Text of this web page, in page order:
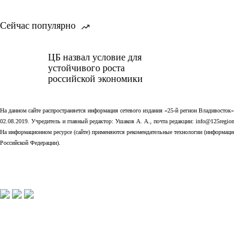
Сейчас популярно
ЦБ назвал условие для
устойчивого роста
российской экономики
На данном сайте распространяется информация сетевого издания «25-й регион
02.08.2019. Учредитель и главный редактор: Ушаков А. А., почта редакции:
На информационном ресурсе (сайте) применяются рекомендательные технологии
Российской Федерации).